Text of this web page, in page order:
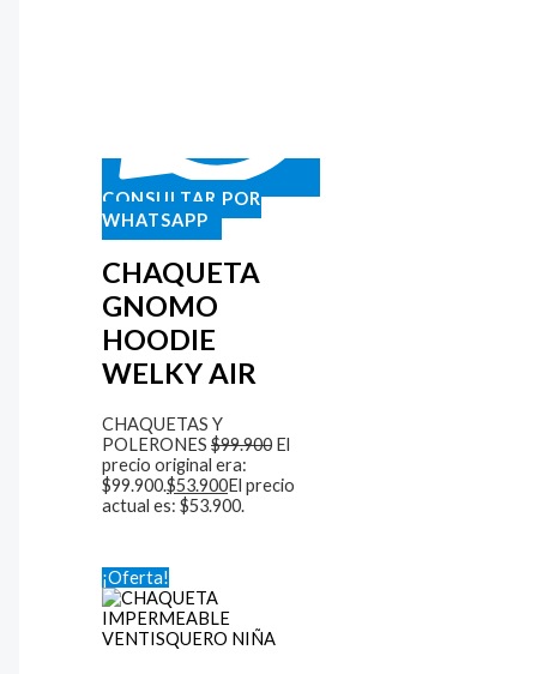
CONSULTAR POR
WHATSAPP
CHAQUETA
GNOMO
HOODIE
WELKY AIR
CHAQUETAS Y
POLERONES$99.900 El
precio original era:
$99.900.$53.900El precio
actual es: $53.900.
¡Oferta!